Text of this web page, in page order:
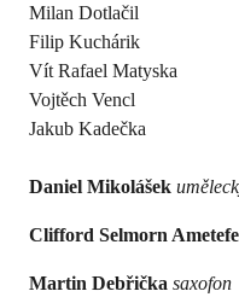
Milan Dotlačil
Filip Kuchárik
Vít Rafael Matyska
Vojtěch Vencl
Jakub Kadečka
Daniel Mikolášek
Clifford Selmorn Ametefe
Martin Debřička saxofon